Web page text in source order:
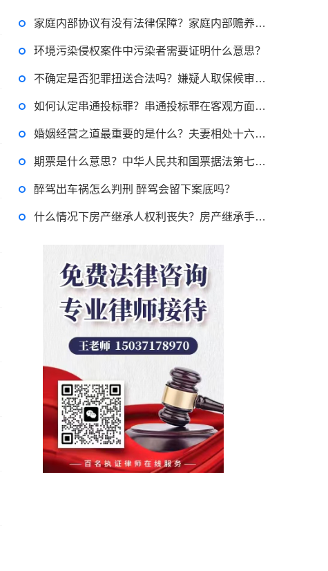
2022-11-14 09:48:30
律师回答区
律师回答区
跳跳糖是毒品吗？
家庭内部协议有没有法律保障？家庭内部赡养协议是否有效？
环境污染侵权案件中污染者需要证明什么意思？
不确定是否犯罪扭送合法吗？嫌疑人取保候审的申请程序
如何认定串通投标罪？串通投标罪在客观方面表现为串通投标的行为吗？
婚姻经营之道最重要的是什么？夫妻相处十六字原则分享
期票是什么意思？中华人民共和国票据法第七十三条内容
醉驾出车祸怎么判刑 醉驾会留下案底吗？
什么情况下房产继承人权利丧失？房产继承手续有哪些？